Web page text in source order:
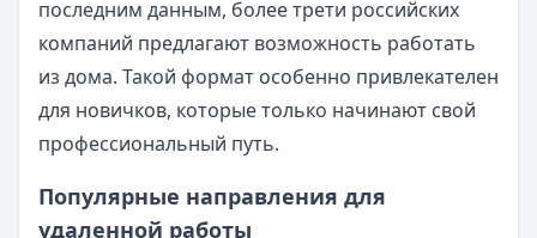
последним данным, более трети российских
компаний предлагают возможность работать
из дома. Такой формат особенно привлекателен
для новичков, которые только начинают свой
профессиональный путь.
Популярные направления для
удаленной работы